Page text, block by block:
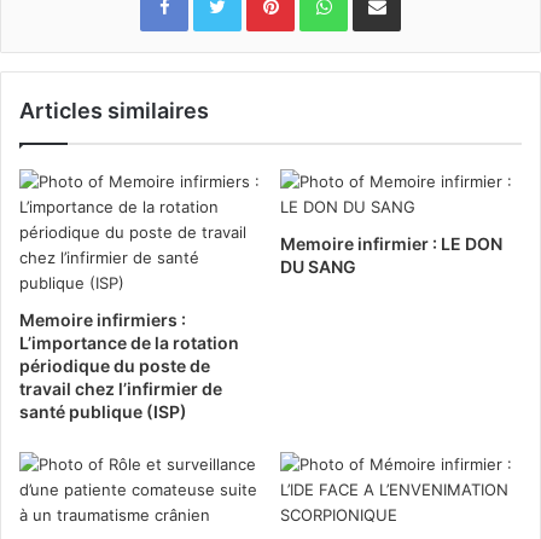
Articles similaires
Memoire infirmiers :
L’importance de la rotation
périodique du poste de
travail chez l’infirmier de
santé publique (ISP)
Memoire infirmier : LE DON
DU SANG